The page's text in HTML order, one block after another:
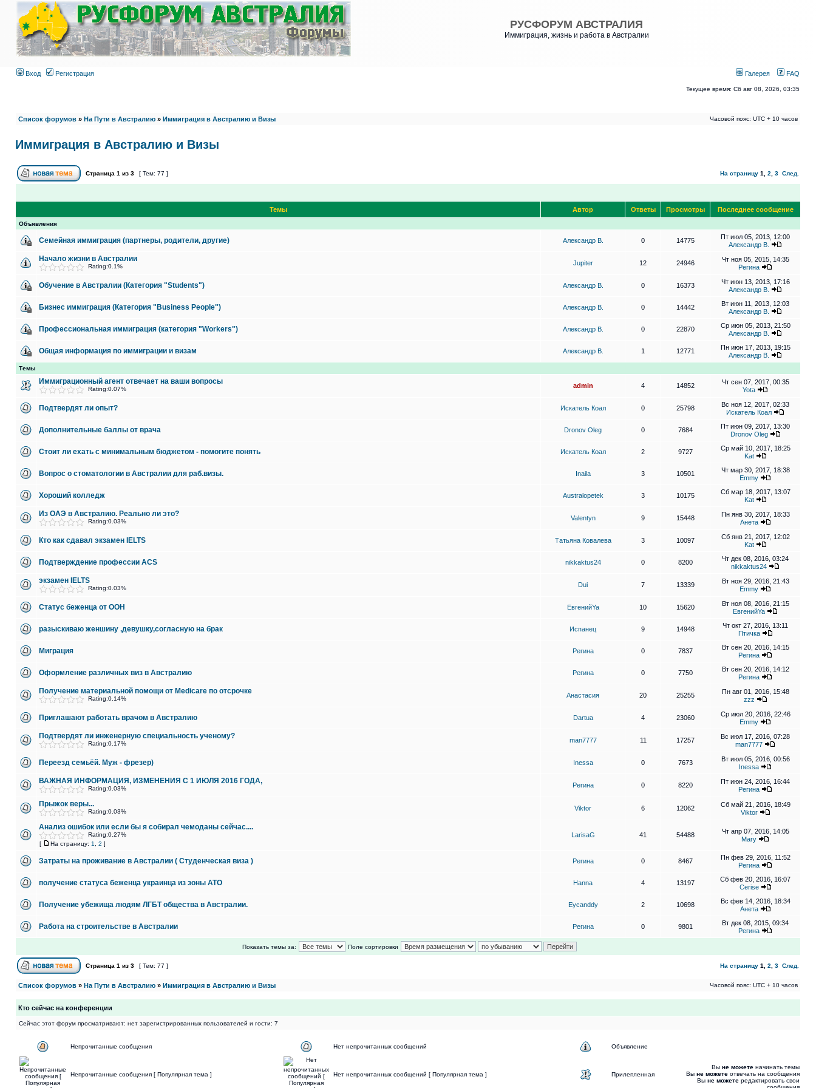
РУСФОРУМ АВСТРАЛИЯ
Иммиграция, жизнь и работа в Австралии
Вход Регистрация Галерея FAQ
Текущее время: Сб авг 08, 2026, 03:35
Список форумов » На Пути в Австралию » Иммиграция в Австралию и Визы Часовой пояс: UTC + 10 часов
Иммиграция в Австралию и Визы
Страница 1 из 3 [ Тем: 77 ] На страницу 1 2 3 След.
Темы Автор Ответы Просмотры Последнее сообщение
Объявления
Семейная иммиграция (партнеры, родители, другие) Александр В. 0 14775
Пт июл 05, 2013, 12:00
Александр В.
Начало жизни в Австралии
Rating:0.1% Jupiter 12 24946
Чт ноя 05, 2015, 14:35
Регина
Обучение в Австралии (Категория "Students") Александр В. 0 16373
Чт июн 13, 2013, 17:16
Александр В.
Бизнес иммиграция (Категория "Business People") Александр В. 0 14442
Вт июн 11, 2013, 12:03
Александр В.
Профессиональная иммиграция (категория "Workers") Александр В. 0 22870
Ср июн 05, 2013, 21:50
Александр В.
Общая информация по иммиграции и визам Александр В. 1 12771
Пн июн 17, 2013, 19:15
Александр В.
Темы
Иммиграционный агент отвечает на ваши вопросы
Rating:0.07% admin 4 14852
Чт сен 07, 2017, 00:35
Yota
Подтвердят ли опыт? Искатель Коал 0 25798
Вс ноя 12, 2017, 02:33
Искатель Коал
Дополнительные баллы от врача Dronov Oleg 0 7684
Пт июн 09, 2017, 13:30
Dronov Oleg
Стоит ли ехать с минимальным бюджетом - помогите понять Искатель Коал 2 9727
Ср май 10, 2017, 18:25
Kat
Вопрос о стоматологии в Австралии для раб.визы. Inaila 3 10501
Чт мар 30, 2017, 18:38
Emmy
Хороший колледж Australopetek 3 10175
Сб мар 18, 2017, 13:07
Kat
Из ОАЭ в Австралию. Реально ли это?
Rating:0.03% Valentyn 9 15448
Пн янв 30, 2017, 18:33
Анета
Кто как сдавал экзамен IELTS Татьяна Ковалева 3 10097
Сб янв 21, 2017, 12:02
Kat
Подтверждение профессии ACS nikkaktus24 0 8200
Чт дек 08, 2016, 03:24
nikkaktus24
экзамен IELTS
Rating:0.03% Dui 7 13339
Вт ноя 29, 2016, 21:43
Emmy
Статус беженца от ООН ЕвгенийYa 10 15620
Вт ноя 08, 2016, 21:15
ЕвгенийYa
разыскиваю женшину ,девушку,согласную на брак Испанец 9 14948
Чт окт 27, 2016, 13:11
Птичка
Миграция Регина 0 7837
Вт сен 20, 2016, 14:15
Регина
Оформление различных виз в Австралию Регина 0 7750
Вт сен 20, 2016, 14:12
Регина
Получение материальной помощи от Medicare по отсрочке
Rating:0.14% Анастасия 20 25255
Пн авг 01, 2016, 15:48
zzz
Приглашают работать врачом в Австралию Dartua 4 23060
Ср июл 20, 2016, 22:46
Emmy
Подтвердят ли инженерную специальность ученому?
Rating:0.17% man7777 11 17257
Вс июл 17, 2016, 07:28
man7777
Переезд семьёй. Муж - фрезер) Inessa 0 7673
Вт июл 05, 2016, 00:56
Inessa
ВАЖНАЯ ИНФОРМАЦИЯ, ИЗМЕНЕНИЯ С 1 ИЮЛЯ 2016 ГОДА,
Rating:0.03% Регина 0 8220
Пт июн 24, 2016, 16:44
Регина
Прыжок веры...
Rating:0.03% Viktor 6 12062
Сб май 21, 2016, 18:49
Viktor
Анализ ошибок или если бы я собирал чемоданы сейчас....
Rating:0.27%
[
На страницу: 1 2 ]
LarisaG 41 54488
Чт апр 07, 2016, 14:05
Mary
Затраты на проживание в Австралии ( Студенческая виза ) Регина 0 8467
Пн фев 29, 2016, 11:52
Регина
получение статуса беженца украинца из зоны АТО Hanna 4 13197
Сб фев 20, 2016, 16:07
Cerise
Получение убежища людям ЛГБТ общества в Австралии. Eycanddy 2 10698
Вс фев 14, 2016, 18:34
Анета
Работа на строительстве в Австралии Регина 0 9801
Вт дек 08, 2015, 09:34
Регина
Показать темы за: Поле сортировки
Страница 1 из 3 [ Тем: 77 ] На страницу 1 2 3 След.
Список форумов » На Пути в Австралию » Иммиграция в Австралию и Визы Часовой пояс: UTC + 10 часов
Кто сейчас на конференции
Сейчас этот форум просматривают: нет зарегистрированных пользователей и гости: 7
Непрочитанные сообщения Нет непрочитанных сообщений Объявление
Непрочитанные сообщения [ Популярная тема ] Нет непрочитанных сообщений [ Популярная тема ] Прилепленная
Вы не можете начинать темы
Вы не можете отвечать на сообщения
Вы не можете редактировать свои